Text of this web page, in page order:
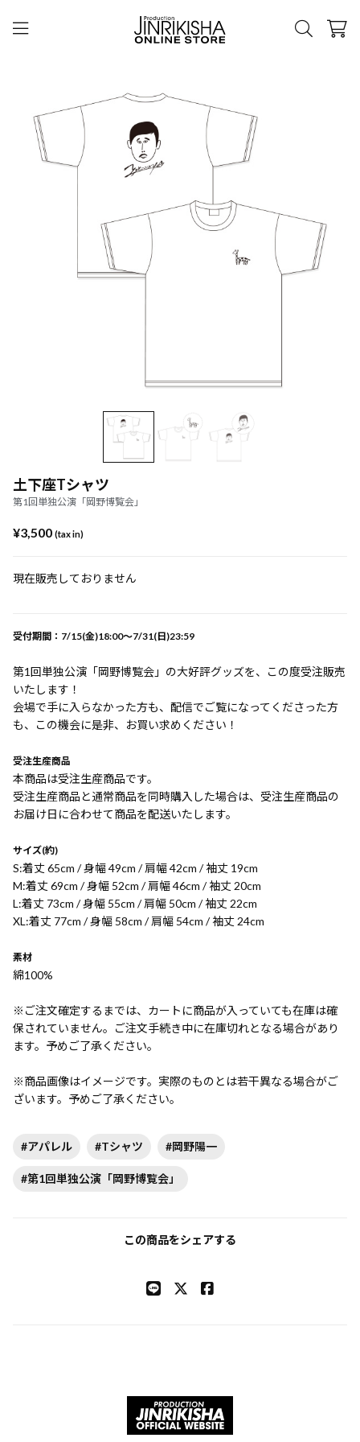
土下座Tシャツ
第1回単独公演「岡野博覧会」
¥3,500 (tax in)
現在販売しておりません
受付期間：7/15(金)18:00〜7/31(日)23:59
第1回単独公演「岡野博覧会」の大好評グッズを、この度受注販売
いたします！
会場で手に入らなかった方も、配信でご覧になってくださった方
も、この機会に是非、お買い求めください！
受注生産商品
本商品は受注生産商品です。
受注生産商品と通常商品を同時購入した場合は、受注生産商品の
お届け日に合わせて商品を配送いたします。
サイズ(約)
S:着丈 65cm / 身幅 49cm / 肩幅 42cm / 袖丈 19cm
M:着丈 69cm / 身幅 52cm / 肩幅 46cm / 袖丈 20cm
L:着丈 73cm / 身幅 55cm / 肩幅 50cm / 袖丈 22cm
XL:着丈 77cm / 身幅 58cm / 肩幅 54cm / 袖丈 24cm
素材
綿100%
※ご注文確定するまでは、カートに商品が入っていても在庫は確
保されていません。ご注文手続き中に在庫切れとなる場合があり
ます。予めご了承ください。
※商品画像はイメージです。実際のものとは若干異なる場合がご
ざいます。予めご了承ください。
#アパレル #Tシャツ #岡野陽一
#第1回単独公演「岡野博覧会」
この商品をシェアする